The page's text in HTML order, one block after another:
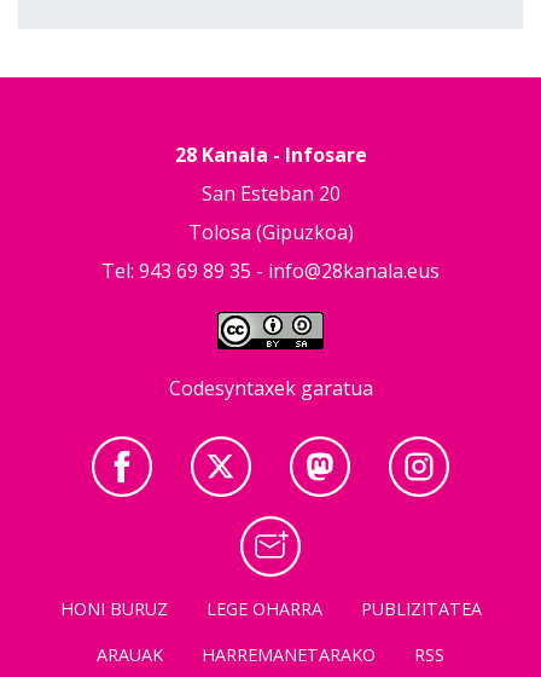
28 Kanala - Infosare
San Esteban 20
Tolosa (Gipuzkoa)
Tel: 943 69 89 35 - info@28kanala.eus
Codesyntaxek garatua
HONI BURUZ LEGE OHARRA
PUBLIZITATEA
ARAUAK
HARREMANETARAKO RSS